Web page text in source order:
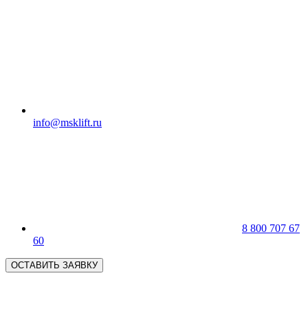
info@msklift.ru
8 800 707 67
60
ОСТАВИТЬ ЗАЯВКУ